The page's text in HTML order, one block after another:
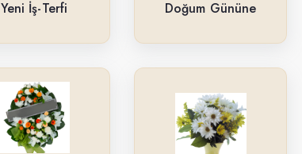
Yeni İş-Terfi Doğum Gününe